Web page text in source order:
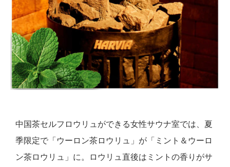
中国茶セルフロウリュができる女性サウナ室では、夏
季限定で「ウーロン茶ロウリュ」が「ミント＆ウーロ
ン茶ロウリュ」に。ロウリュ直後はミントの香りがサ